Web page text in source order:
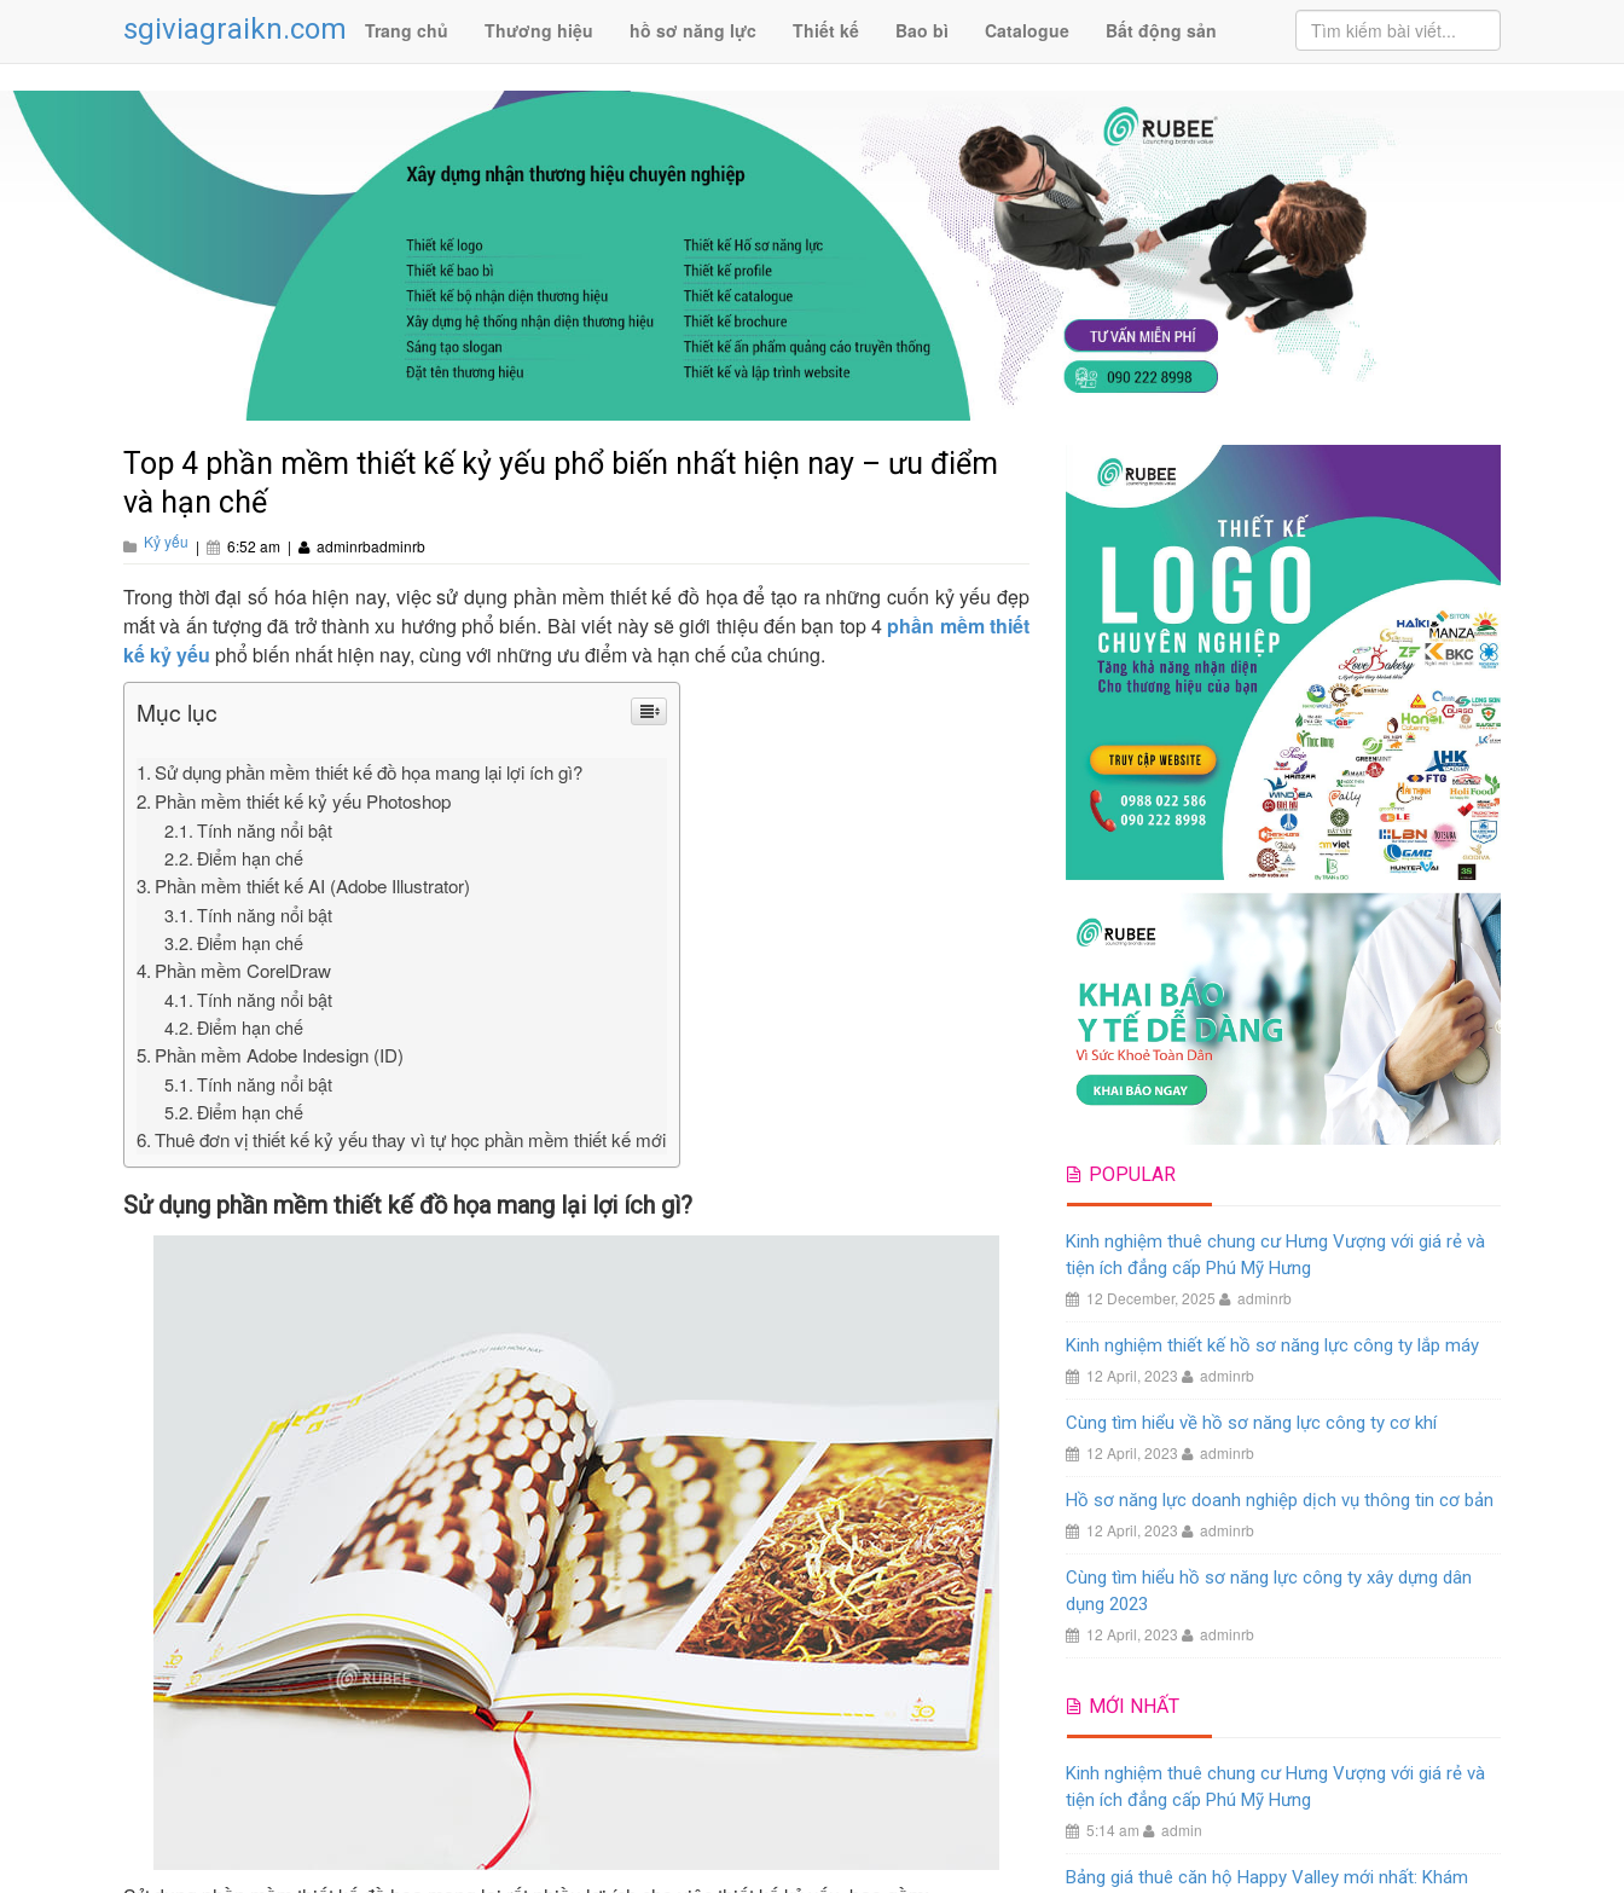
sgiviagraikn.com Trang chủ Thương hiệu hồ sơ năng lực Thiết kế Bao bì Catalogue Bất động sản
Top 4 phần mềm thiết kế kỷ yếu phổ biến nhất hiện nay – ưu điểm
và hạn chế
Kỷ yếu | 6:52 am | adminrbadminrb
Trong thời đại số hóa hiện nay, việc sử dụng phần mềm thiết kế đồ họa để tạo ra những cuốn kỷ yếu đẹp
mắt và ấn tượng đã trở thành xu hướng phổ biến. Bài viết này sẽ giới thiệu đến bạn top 4 phần mềm thiết
kế kỷ yếu phổ biến nhất hiện nay, cùng với những ưu điểm và hạn chế của chúng.
Mục lục
Sử dụng phần mềm thiết kế đồ họa mang lại lợi ích gì?
Phần mềm thiết kế kỷ yếu Photoshop
Tính năng nổi bật
Điểm hạn chế
Phần mềm thiết kế AI (Adobe Illustrator)
Tính năng nổi bật
Điểm hạn chế
Phần mềm CorelDraw
Tính năng nổi bật
Điểm hạn chế
Phần mềm Adobe Indesign (ID)
Tính năng nổi bật
Điểm hạn chế
Thuê đơn vị thiết kế kỷ yếu thay vì tự học phần mềm thiết kế mới
Sử dụng phần mềm thiết kế đồ họa mang lại lợi ích gì?
POPULAR
Kinh nghiệm thuê chung cư Hưng Vượng với giá rẻ và
tiện ích đẳng cấp Phú Mỹ Hưng
12 December, 2025 adminrb
Kinh nghiệm thiết kế hồ sơ năng lực công ty lắp máy
12 April, 2023 adminrb
Cùng tìm hiểu về hồ sơ năng lực công ty cơ khí
12 April, 2023 adminrb
Hồ sơ năng lực doanh nghiệp dịch vụ thông tin cơ bản
12 April, 2023 adminrb
Cùng tìm hiểu hồ sơ năng lực công ty xây dựng dân
dụng 2023
12 April, 2023 adminrb
MỚI NHẤT
Kinh nghiệm thuê chung cư Hưng Vượng với giá rẻ và
tiện ích đẳng cấp Phú Mỹ Hưng
5:14 am admin
Bảng giá thuê căn hộ Happy Valley mới nhất: Khám